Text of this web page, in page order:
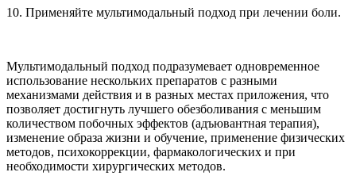
10. Применяйте мультимодальный подход при лечении боли.
Мультимодальный подход подразумевает одновременное
использование нескольких препаратов с разными
механизмами действия и в разных местах приложения, что
позволяет достигнуть лучшего обезболивания с меньшим
количеством побочных эффектов (адъювантная терапия),
изменение образа жизни и обучение, применение физических
методов, психокоррекции, фармакологических и при
необходимости хирургических методов.